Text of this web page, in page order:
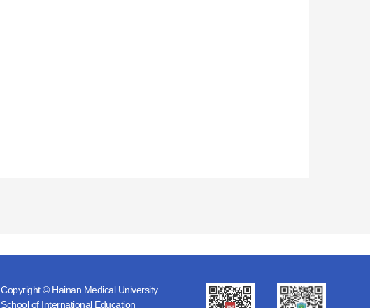
Copyright © Hainan Medical University
School of International Education